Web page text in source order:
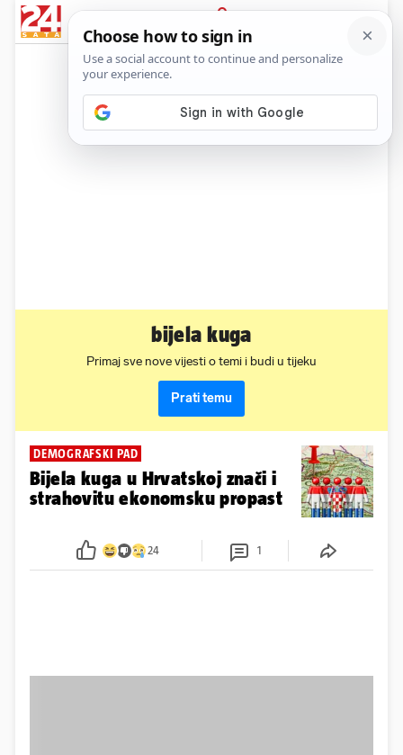
PRIJAVA
News
bijela kuga
Primaj sve nove vijesti o temi i budi u tijeku
Prati temu
DEMOGRAFSKI PAD
Bijela kuga u Hrvatskoj znači i
strahovitu ekonomsku propast
24 1